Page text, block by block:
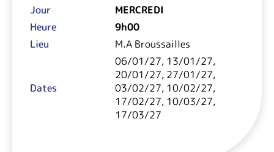
Jour
MERCREDI
Heure
9h00
Lieu
M.A Broussailles
Dates
06/01/27, 13/01/27,
20/01/27, 27/01/27,
03/02/27, 10/02/27,
17/02/27, 10/03/27,
17/03/27